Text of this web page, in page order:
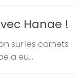
Hanae !
sur les carnets
a eu...